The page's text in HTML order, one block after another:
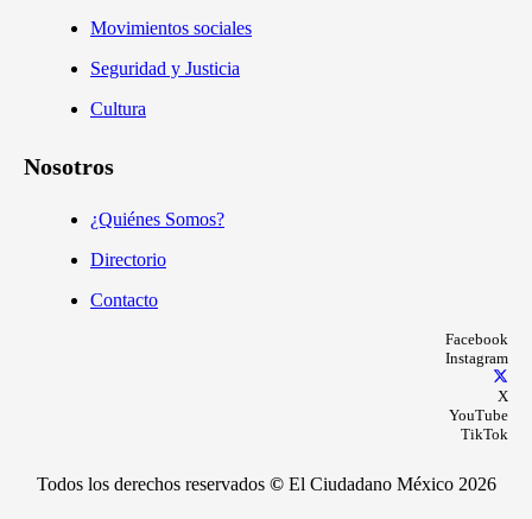
Movimientos sociales
Seguridad y Justicia
Cultura
Nosotros
¿Quiénes Somos?
Directorio
Contacto
Facebook
Instagram
X
YouTube
TikTok
Todos los derechos reservados ©El Ciudadano México 2026